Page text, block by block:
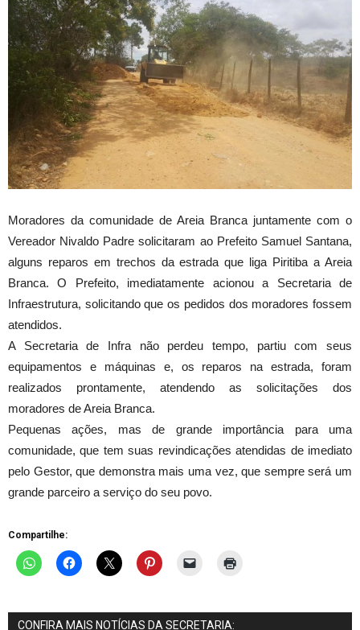
Piritiba
Moradores da comunidade de Areia Branca juntamente com o
Vereador Nivaldo Padre solicitaram ao Prefeito Samuel Santana,
alguns reparos em trechos da estrada que liga Piritiba a Areia
Branca. O Prefeito, imediatamente acionou a Secretaria de
Infraestrutura, solicitando que os pedidos dos moradores fossem
atendidos.
A Secretaria de Infra não perdeu tempo, partiu com seus
equipamentos e máquinas e, os reparos na estrada, foram
realizados prontamente, atendendo as solicitações dos
moradores de Areia Branca.
Pequenas ações, mas de grande importância para uma
comunidade, que tem suas revindicações atendidas de imediato
pelo Gestor, que demonstra mais uma vez, que sempre será um
grande parceiro a serviço do seu povo.
Compartilhe:
CONFIRA MAIS NOTÍCIAS DA SECRETARIA: